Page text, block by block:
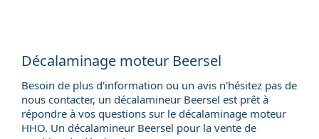
Décalaminage moteur Beersel
Besoin de plus d'information ou un avis n'hésitez pas de
nous contacter, un décalamineur Beersel est prêt à
répondre à vos questions sur le décalaminage moteur
HHO. Un décalamineur Beersel pour la vente de